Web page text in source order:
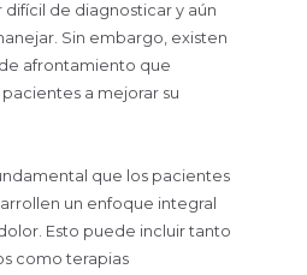
de diagnosticar y aún
Sin embargo, existen
afrontamiento que
a mejorar su
que los pacientes
un enfoque integral
Esto puede incluir tanto
como terapias